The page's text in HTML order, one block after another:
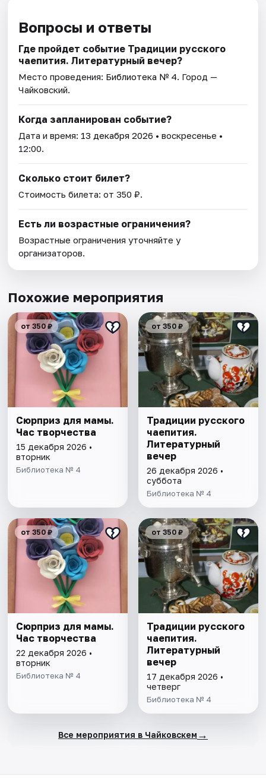
Вопросы и ответы
Где пройдет событие Традиции русского
чаепития. Литературный вечер?
Место проведения: Библиотека № 4. Город —
Чайковский.
Когда запланирован событие?
Дата и время: 13 декабря 2026 • воскресенье •
12:00.
Сколько стоит билет?
Стоимость билета: от 350 ₽.
Есть ли возрастные ограничения?
Возрастные ограничения уточняйте у
организаторов.
Похожие мероприятия
от 350 ₽
Сюрприз для мамы.
Час творчества
15 декабря 2026 •
вторник
Библиотека № 4
от 350 ₽
Традиции русского
чаепития.
Литературный
вечер
26 декабря 2026 •
суббота
Библиотека № 4
от 350 ₽
Сюрприз для мамы.
Час творчества
22 декабря 2026 •
вторник
Библиотека № 4
от 350 ₽
Традиции русского
чаепития.
Литературный
вечер
17 декабря 2026 •
четверг
Библиотека № 4
Все мероприятия в Чайковскем →